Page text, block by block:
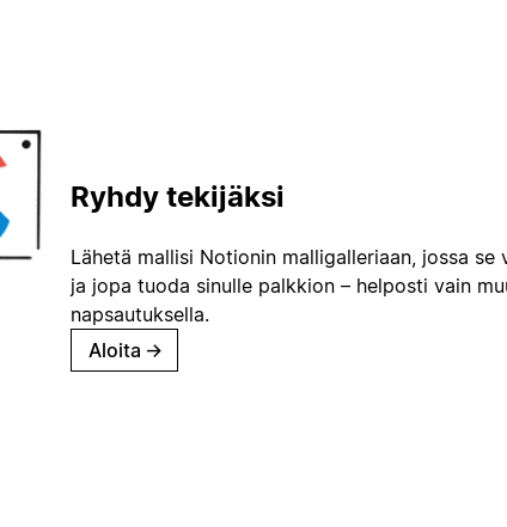
Ryhdy tekijäksi
Lähetä mallisi Notionin malligalleriaan, jossa
ja jopa tuoda sinulle palkkion – helposti vain
napsautuksella.
Aloita →